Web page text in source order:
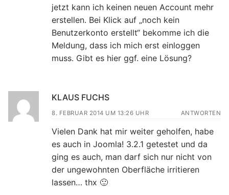
jetzt kann ich keinen neuen Account mehr
erstellen. Bei Klick auf „noch kein
Benutzerkonto erstellt“ bekomme ich die
Meldung, dass ich mich erst einloggen
muss. Gibt es hier ggf. eine Lösung?
KLAUS FUCHS
8. FEBRUAR 2014 UM 13:26 UHR ANTWORTEN
Vielen Dank hat mir weiter geholfen, habe
es auch in Joomla! 3.2.1 getestet und da
ging es auch, man darf sich nur nicht von
der ungewohnten Oberfläche irritieren
lassen… thx 🙂